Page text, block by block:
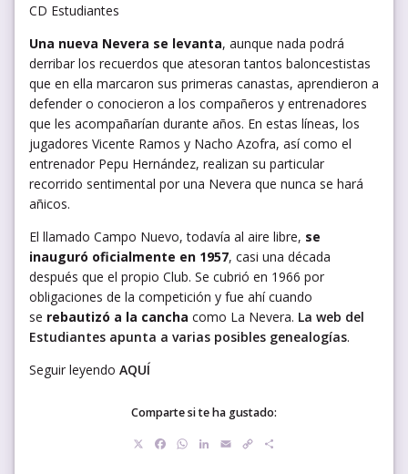
CD Estudiantes
Una nueva Nevera se levanta, aunque nada podrá
derribar los recuerdos que atesoran tantos baloncestistas
que en ella marcaron sus primeras canastas, aprendieron a
defender o conocieron a los compañeros y entrenadores
que les acompañarían durante años. En estas líneas, los
jugadores Vicente Ramos y Nacho Azofra, así como el
entrenador Pepu Hernández, realizan su particular
recorrido sentimental por una Nevera que nunca se hará
añicos.
El llamado Campo Nuevo, todavía al aire libre, se
inauguró oficialmente en 1957, casi una década
después que el propio Club. Se cubrió en 1966 por
obligaciones de la competición y fue ahí cuando
se rebautizó a la cancha como La Nevera. La web del
Estudiantes apunta a varias posibles genealogías.
Seguir leyendo AQUÍ
Comparte si te ha gustado:
Facebook
WhatsApp
LinkedIn
EmailCopy